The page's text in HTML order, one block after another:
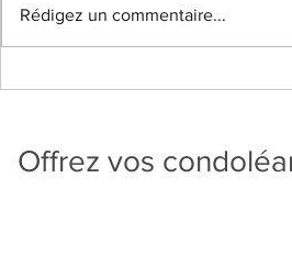
Rédigez un commentaire...
Offrez vos